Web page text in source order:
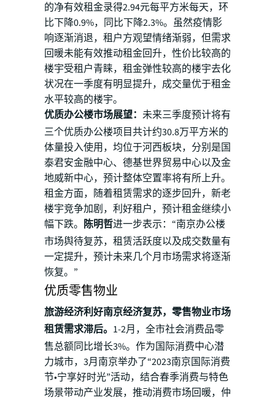
的净有效租金录得2.94元每平方米每天，环
比下降0.9%，同比下降2.3%。虽然疫情影
响逐渐消退，租户方观望情绪渐弱，但需求
回暖未能有效推动租金回升，性价比较高的
楼宇受租户青睐，租金弹性较高的楼宇去化
状况在一季度有明显提升，成交量优于租金
水平较高的楼宇。
优质办公楼市场展望： 未来三季度预计将有
三个优质办公楼项目共计约30.8万平方米的
体量投入使用，均位于河西板块，分别是国
泰君安金融中心、德基世界贸易中心以及金
地威新中心，预计整体空置率将有所上升。
租金方面，随着租赁需求的逐步回升，新老
楼宇竞争加剧，利好租户，预计租金继续小
幅下跌。 陈明哲进一步表示：“南京办公楼
市场舆待复苏，租赁活跃度以及成交数量有
一定提升，预计未来几个月市场需求将逐渐
恢复。”
优质零售物业
旅游经济利好南京经济复苏，零售物业市场
租赁需求滞后。 1-2月，全市社会消费品零
售总额同比增长3%。作为国际消费中心潜
力城市，3月南京举办了“2023南京国际消费
节•宁享好时光”活动，结合春季消费与特色
场景带动产业发展，推动消费市场回暖，仲